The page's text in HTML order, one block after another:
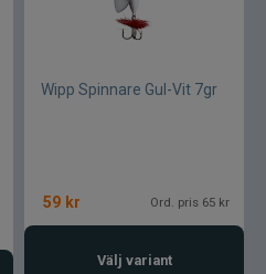
Wipp Spinnare Gul-Vit 7gr
59 kr Ord. pris 65 kr
Välj variant